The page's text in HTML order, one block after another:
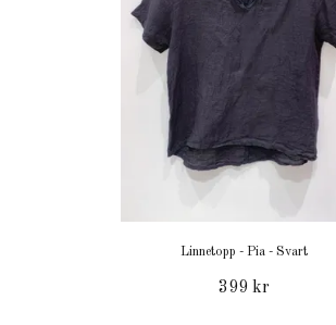
Linnetopp - Pia - Svart
399 kr